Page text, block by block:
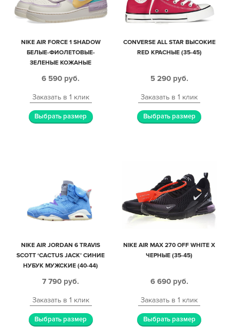
NIKE AIR FORCE 1 SHADOW
БЕЛЫЕ-ФИОЛЕТОВЫЕ-
ЗЕЛЕНЫЕ КОЖАНЫЕ
6 590 руб.
Заказать в 1 клик
Выбрать размер
CONVERSE ALL STAR ВЫСОКИЕ
RED КРАСНЫЕ (35-45)
5 290 руб.
Заказать в 1 клик
Выбрать размер
NIKE AIR JORDAN 6 TRAVIS
SCOTT ‘CACTUS JACK’ СИНИЕ
НУБУК МУЖСКИЕ (40-44)
7 790 руб.
Заказать в 1 клик
Выбрать размер
NIKE AIR MAX 270 OFF WHITE X
ЧЕРНЫЕ (35-45)
6 690 руб.
Заказать в 1 клик
Выбрать размер